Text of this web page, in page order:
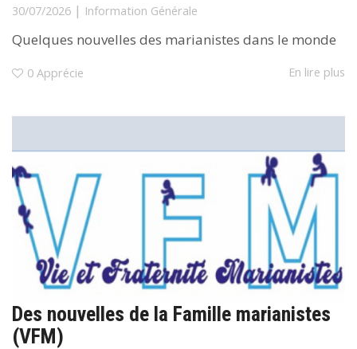
30/07/2026 | Information Générale
Quelques nouvelles des marianistes dans le monde
0 Apprécie En lire plus
Des nouvelles de la Famille marianistes
(VFM)